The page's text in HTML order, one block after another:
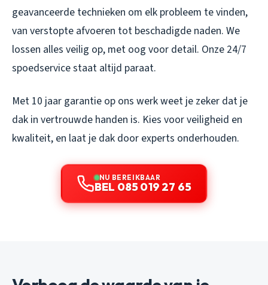
geavanceerde technieken om elk probleem te vinden,
van verstopte afvoeren tot beschadigde naden. We
lossen alles veilig op, met oog voor detail. Onze 24/7
spoedservice staat altijd paraat.
Met 10 jaar garantie op ons werk weet je zeker dat je
dak in vertrouwde handen is. Kies voor veiligheid en
kwaliteit, en laat je dak door experts onderhouden.
NU BEREIKBAAR
BEL 085 019 27 65